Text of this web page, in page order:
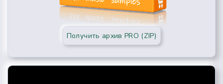
Получить архив PRO (ZIP)